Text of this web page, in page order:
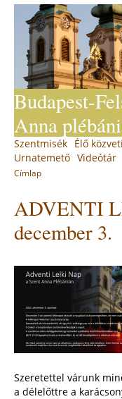
navigation
Budapest-
Anna
are
here
Címlap
to
top
ADVENTI
december 3.
Szeretettel várunk
a délelőttre a
Back
to
top
Main
menu
Szentmisék Élő
Urnatemető Videótár